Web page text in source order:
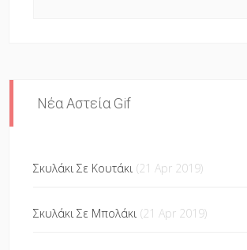
Νέα Αστεία Gif
Σκυλάκι Σε Κουτάκι (21 Apr 2019)
Σκυλάκι Σε Μπολάκι (21 Apr 2019)